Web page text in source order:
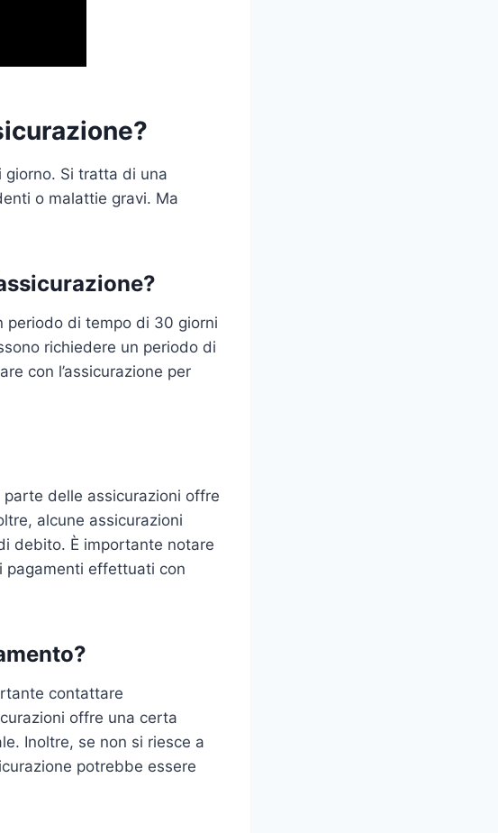
Si tratta di una
o malattie gravi. Ma
periodo di tempo di 30 giorni
richiedere un periodo di
con l’assicurazione per
parte delle assicurazioni offre
alcune assicurazioni
debito. È importante notare
pagamenti effettuati con
contattare
offre una certa
Inoltre, se non si riesce a
potrebbe essere